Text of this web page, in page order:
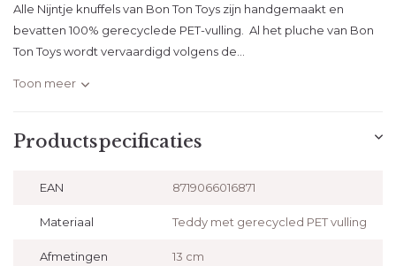
Alle Nijntje knuffels van Bon Ton Toys zijn handgemaakt en
bevatten 100% gerecyclede PET-vulling. Al het pluche van Bon
Ton Toys wordt vervaardigd volgens de...
Toon meer
Productspecificaties
EAN 8719066016871
Materiaal Teddy met gerecycled PET vulling
Afmetingen 13 cm